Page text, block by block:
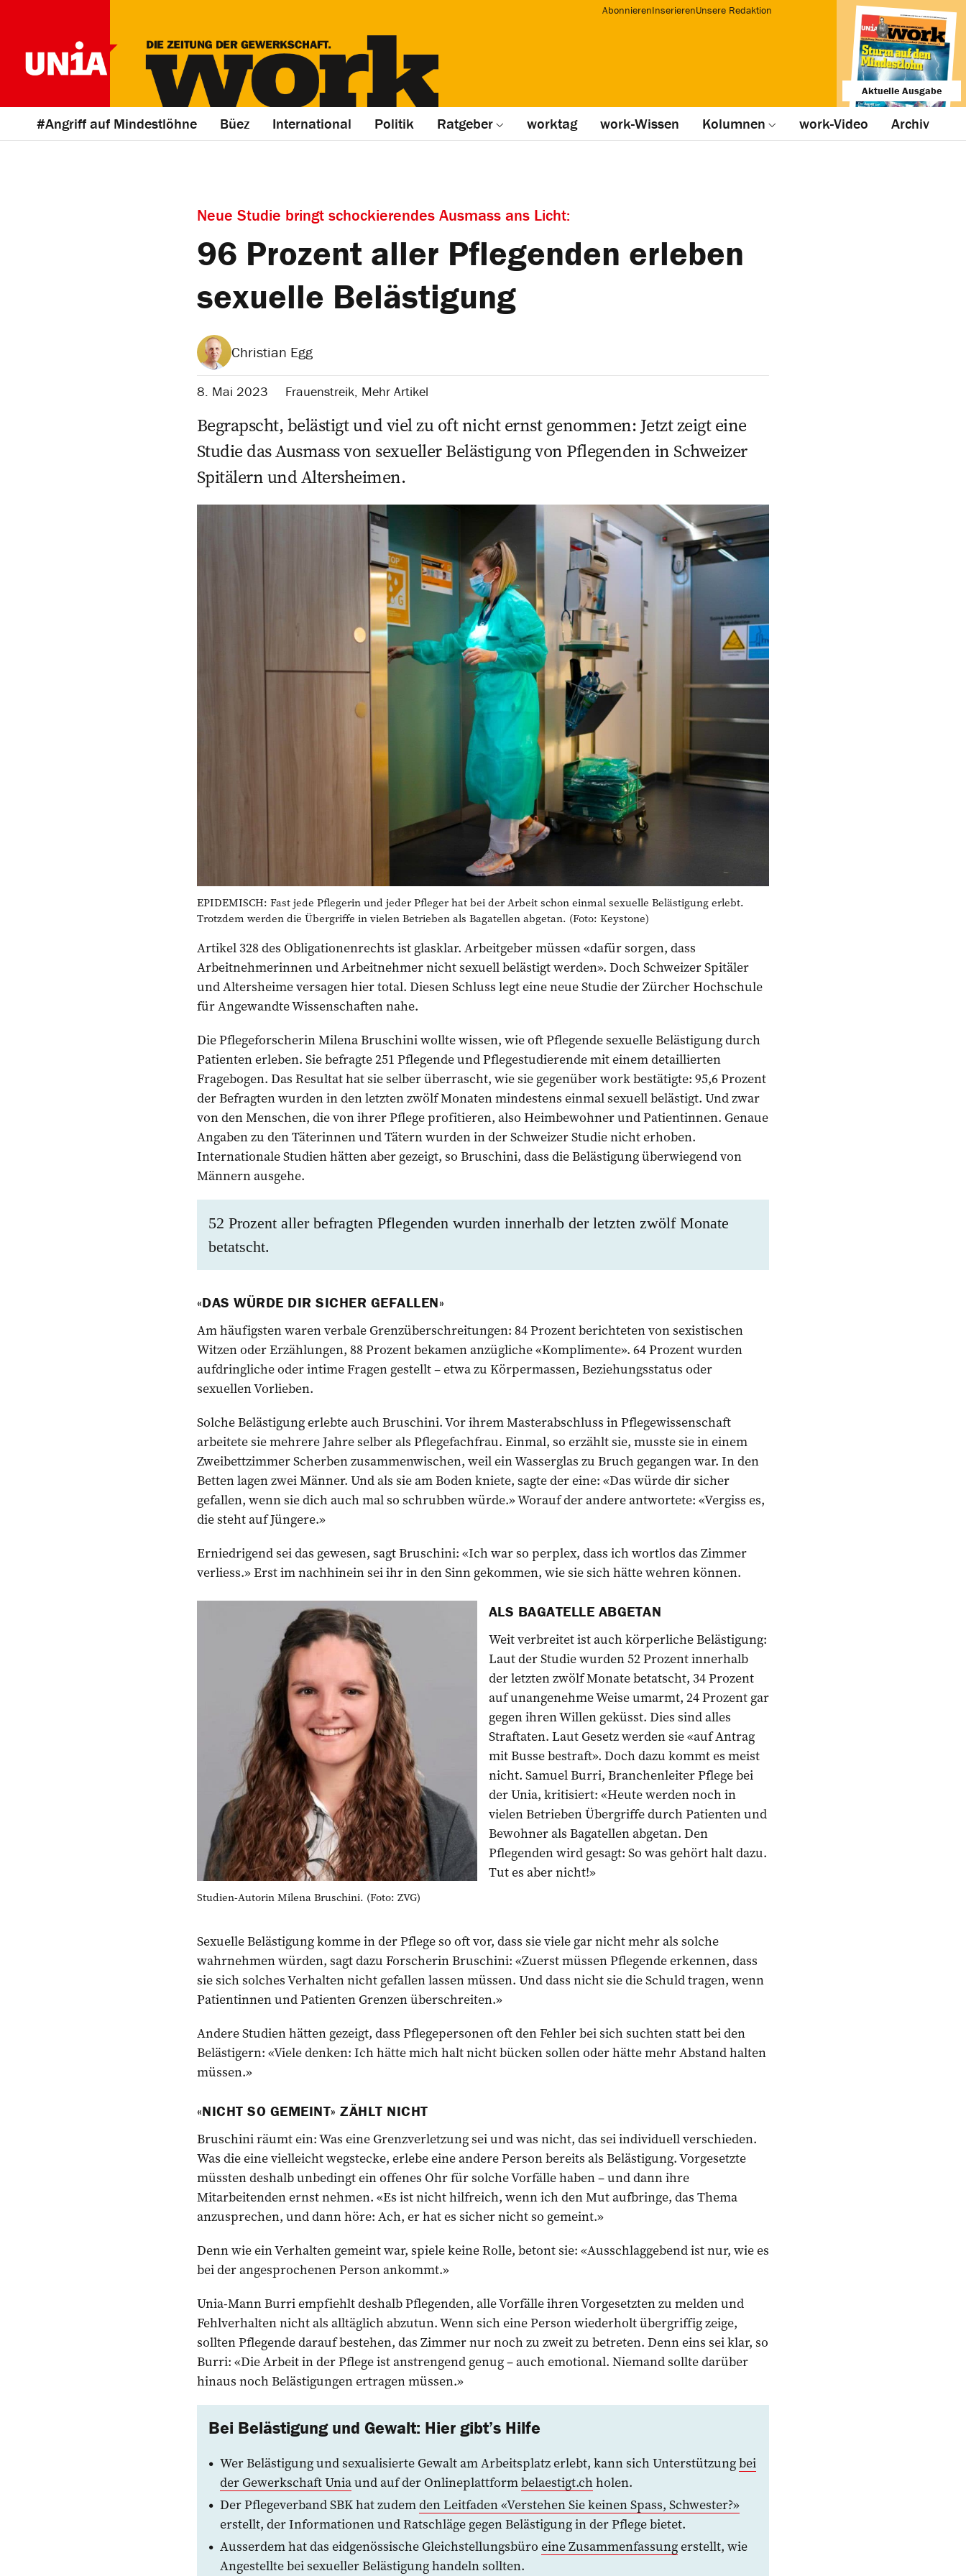
AbonnierenInserierenUnsere Redaktion
Aktuelle Ausgabe
#Angriff auf Mindestlöhne Büez International Politik Ratgeber worktag work-Wissen Kolumnen work-Video Archiv
Neue Studie bringt schockierendes Ausmass ans Licht:
96 Prozent aller Pflegenden erleben
sexuelle Belästigung
Christian Egg
8. Mai 2023 Frauenstreik, Mehr Artikel
Begrapscht, belästigt und viel zu oft nicht ernst genommen: Jetzt zeigt eine
Studie das Ausmass von sexueller Belästigung von Pflegenden in Schweizer
Spitälern und Altersheimen.
EPIDEMISCH: Fast jede Pflegerin und jeder Pfleger hat bei der Arbeit schon einmal sexuelle Belästigung erlebt.
Trotzdem werden die Übergriffe in vielen Betrieben als Bagatellen abgetan. (Foto: Keystone)
Artikel 328 des Obligationenrechts ist glasklar. Arbeitgeber müssen «dafür sorgen, dass
Arbeitnehmerinnen und Arbeitnehmer nicht sexuell belästigt werden». Doch Schweizer Spitäler
und Altersheime versagen hier total. Diesen Schluss legt eine neue Studie der Zürcher Hochschule
für Angewandte Wissenschaften nahe.
Die Pflegeforscherin Milena Bruschini wollte wissen, wie oft Pflegende sexuelle Belästigung durch
Patienten erleben. Sie befragte 251 Pflegende und Pflegestudierende mit einem detaillierten
Fragebogen. Das Resultat hat sie selber überrascht, wie sie gegenüber work bestätigte: 95,6 Prozent
der Befragten wurden in den letzten zwölf Monaten mindestens einmal sexuell belästigt. Und zwar
von den Menschen, die von ihrer Pflege profitieren, also Heimbewohner und Patientinnen. Genaue
Angaben zu den Täterinnen und Tätern wurden in der Schweizer Studie nicht erhoben.
Internationale Studien hätten aber gezeigt, so Bruschini, dass die Belästigung überwiegend von
Männern ausgehe.
52 Prozent aller befragten Pflegenden wurden innerhalb der letzten zwölf Monate
betatscht.
«DAS WÜRDE DIR SICHER GEFALLEN»
Am häufigsten waren verbale Grenzüberschreitungen: 84 Prozent berichteten von sexistischen
Witzen oder Erzählungen, 88 Prozent bekamen anzügliche «Komplimente». 64 Prozent wurden
aufdringliche oder intime Fragen gestellt – etwa zu Körpermassen, Beziehungsstatus oder
sexuellen Vorlieben.
Solche Belästigung erlebte auch Bruschini. Vor ihrem Masterabschluss in Pflegewissenschaft
arbeitete sie mehrere Jahre selber als Pflegefachfrau. Einmal, so erzählt sie, musste sie in einem
Zweibettzimmer Scherben zusammenwischen, weil ein Wasserglas zu Bruch gegangen war. In den
Betten lagen zwei Männer. Und als sie am Boden kniete, sagte der eine: «Das würde dir sicher
gefallen, wenn sie dich auch mal so schrubben würde.» Worauf der andere antwortete: «Vergiss es,
die steht auf Jüngere.»
Erniedrigend sei das gewesen, sagt Bruschini: «Ich war so perplex, dass ich wortlos das Zimmer
verliess.» Erst im nachhinein sei ihr in den Sinn gekommen, wie sie sich hätte wehren können.
Studien-Autorin Milena Bruschini. (Foto: ZVG)
ALS BAGATELLE ABGETAN
Weit verbreitet ist auch körperliche Belästigung:
Laut der Studie wurden 52 Prozent innerhalb
der letzten zwölf Monate betatscht, 34 Prozent
auf unangenehme Weise umarmt, 24 Prozent gar
gegen ihren Willen geküsst. Dies sind alles
Straftaten. Laut Gesetz werden sie «auf Antrag
mit Busse bestraft». Doch dazu kommt es meist
nicht. Samuel Burri, Branchenleiter Pflege bei
der Unia, kritisiert: «Heute werden noch in
vielen Betrieben Übergriffe durch Patienten und
Bewohner als Bagatellen abgetan. Den
Pflegenden wird gesagt: So was gehört halt dazu.
Tut es aber nicht!»
Sexuelle Belästigung komme in der Pflege so oft vor, dass sie viele gar nicht mehr als solche
wahrnehmen würden, sagt dazu Forscherin Bruschini: «Zuerst müssen Pflegende erkennen, dass
sie sich solches Verhalten nicht gefallen lassen müssen. Und dass nicht sie die Schuld tragen, wenn
Patientinnen und Patienten Grenzen überschreiten.»
Andere Studien hätten gezeigt, dass Pflegepersonen oft den Fehler bei sich suchten statt bei den
Belästigern: «Viele denken: Ich hätte mich halt nicht bücken sollen oder hätte mehr Abstand halten
müssen.»
«NICHT SO GEMEINT» ZÄHLT NICHT
Bruschini räumt ein: Was eine Grenzverletzung sei und was nicht, das sei individuell verschieden.
Was die eine vielleicht wegstecke, erlebe eine andere Person bereits als Belästigung. Vorgesetzte
müssten deshalb unbedingt ein offenes Ohr für solche Vorfälle haben – und dann ihre
Mitarbeitenden ernst nehmen. «Es ist nicht hilfreich, wenn ich den Mut aufbringe, das Thema
anzusprechen, und dann höre: Ach, er hat es sicher nicht so gemeint.»
Denn wie ein Verhalten gemeint war, spiele keine Rolle, betont sie: «Ausschlaggebend ist nur, wie es
bei der angesprochenen Person ankommt.»
Unia-Mann Burri empfiehlt deshalb Pflegenden, alle Vorfälle ihren Vorgesetzten zu melden und
Fehlverhalten nicht als alltäglich abzutun. Wenn sich eine Person wiederholt übergriffig zeige,
sollten Pflegende darauf bestehen, das Zimmer nur noch zu zweit zu betreten. Denn eins sei klar, so
Burri: «Die Arbeit in der Pflege ist anstrengend genug – auch emotional. Niemand sollte darüber
hinaus noch Belästigungen ertragen müssen.»
Bei Belästigung und Gewalt: Hier gibt’s Hilfe
Wer Belästigung und sexualisierte Gewalt am Arbeitsplatz erlebt, kann sich Unterstützungbei
der Gewerkschaft Uniaund auf der Onlineplattformbelaestigt.chholen.
Der Pflegeverband SBK hat zudemden Leitfaden «Verstehen Sie keinen Spass, Schwester?»
erstellt, der Informationen und Ratschläge gegen Belästigung in der Pflege bietet.
Ausserdem hat das eidgenössische Gleichstellungsbüro eine Zusammenfassungerstellt, wie
Angestellte bei sexueller Belästigung handeln sollten.